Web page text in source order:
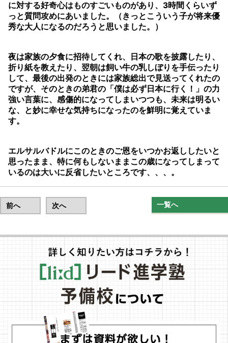
に対する好奇心はものすごいものがあり、3時間くらいず
っと質問攻めにあいました。（きっとこういう子が将来優
秀な大人になるのだろうと思いました。）
夜は家族の夕食に招待してくれ、日本の歌を披露したり、
折り紙を教えたり、翌朝は飼い牛の乳しぼりを手伝ったり
して、最後の出発のときには家族総出で見送ってくれたの
ですが、そのときの弟君の「僕は必ず日本に行く！」の力
強い言葉に、感傷的になってしまいつつも、未来は明るい
な、と妙に幸せな気持ちになったのを鮮明に覚えていま
す。
エルサルバドルにこのときのご恩をいつかお返ししたいと
思ったまま、特に何もしないままこの歳になってしまって
いるのは大いに反省したいところです、、、。
前へ 次へ 一覧へ